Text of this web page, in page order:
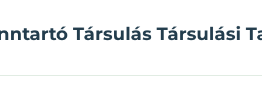
Társulás Társulási